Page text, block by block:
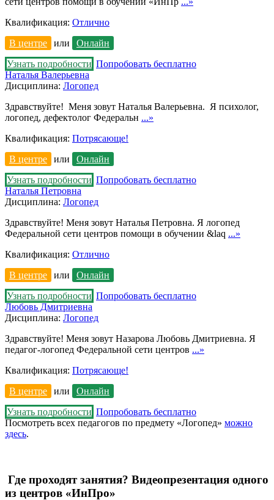
Квалификация: Отлично
В центре
или
Онлайн
Узнать подробности Попробовать бесплатно
Наталья Валерьевна
Дисциплина: Логопед
Здравствуйте! Меня зовут Наталья Валерьевна. Я психолог,
логопед, дефектолог Федеральн ...»
Квалификация: Потрясающе!
В центре
или
Онлайн
Узнать подробности Попробовать бесплатно
Наталья Петровна
Дисциплина: Логопед
Здравствуйте! Меня зовут Наталья Петровна. Я логопед
Федеральной сети центров помощи в обучении &laq ...»
Квалификация: Отлично
В центре
или
Онлайн
Узнать подробности Попробовать бесплатно
Любовь Дмитриевна
Дисциплина: Логопед
Здравствуйте! Меня зовут Назарова Любовь Дмитриевна. Я
педагог-логопед Федеральной сети центров ...»
Квалификация: Потрясающе!
В центре
или
Онлайн
Узнать подробности Попробовать бесплатно
Посмотреть всех педагогов по предмету «Логопед» можно
здесь.
Где проходят занятия? Видеопрезентация одного
из центров «ИнПро»